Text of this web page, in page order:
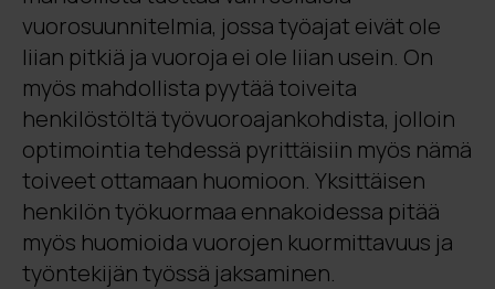
vuorosuunnitelmia, jossa työajat eivät ole
liian pitkiä ja vuoroja ei ole liian usein. On
myös mahdollista pyytää toiveita
henkilöstöltä työvuoroajankohdista, jolloin
optimointia tehdessä pyrittäisiin myös nämä
toiveet ottamaan huomioon. Yksittäisen
henkilön työkuormaa ennakoidessa pitää
myös huomioida vuorojen kuormittavuus ja
työntekijän työssä jaksaminen.